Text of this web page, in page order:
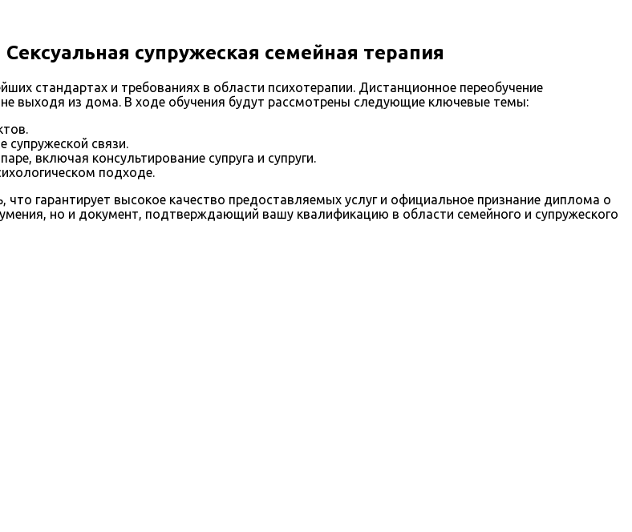
супружеская семейная терапия
стандартах и требованиях в области психотерапии. Дистанционное переобучение
выходя из дома. В ходе обучения будут рассмотрены следующие ключевые темы:
супружеской связи.
включая консультирование супруга и супруги.
подходе.
гарантирует высокое качество предоставляемых услуг и официальное признание диплома о
но и документ, подтверждающий вашу квалификацию в области семейного и супружеского